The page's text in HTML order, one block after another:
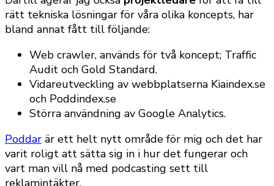
rätt tekniska lösningar för våra olika koncepts, har
bland annat fått till följande:
Web crawler, används för två koncept; Traffic
Audit och Gold Standard.
Vidareutveckling av webbplatserna Kiaindex.se
och Poddindex.se
Störra användning av Google Analytics.
Poddar är ett helt nytt område för mig och det har
varit roligt att sätta sig in i hur det fungerar och
vart man vill nå med podcasting sett till
reklamintäkter.